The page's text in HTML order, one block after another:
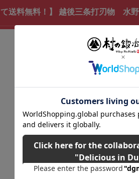
て送料無料！】 越後三条打刃物